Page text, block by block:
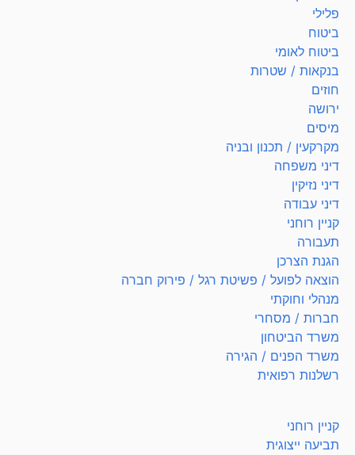
פלילי
ביטוח
ביטוח לאומי
בנקאות / שטרות
חוזים
ירושה
מיסים
מקרקעין / תכנון ובניה
דיני משפחה
דיני נזיקין
דיני עבודה
קניין רוחני
תעבורה
הגנת הצרכן
הוצאה לפועל / פשיטת רגל / פירוק חברה
מנהלי וחוקתי
חברות / מסחרי
משרד הביטחון
משרד הפנים / הגירה
רשלנות רפואית
קניין רוחני
תביעה ייצוגית